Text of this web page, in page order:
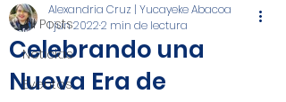
All Posts
Noticias
Eventos
Celebrando una
Nueva Era de
Alexandria Cruz | Yucayeke Abacoa
1 jun 20222 min de lectura